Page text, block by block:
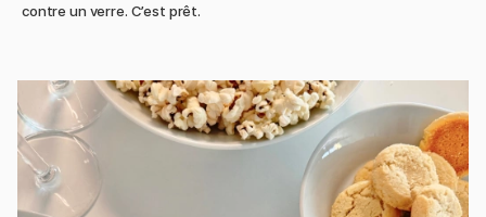
contre un verre. C’est prêt.